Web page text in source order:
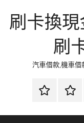
刷卡換
刷
汽車借款,機車借
首
當
金